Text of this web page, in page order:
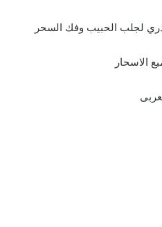
لجلب الحبيب وفك السحر
الاسحار